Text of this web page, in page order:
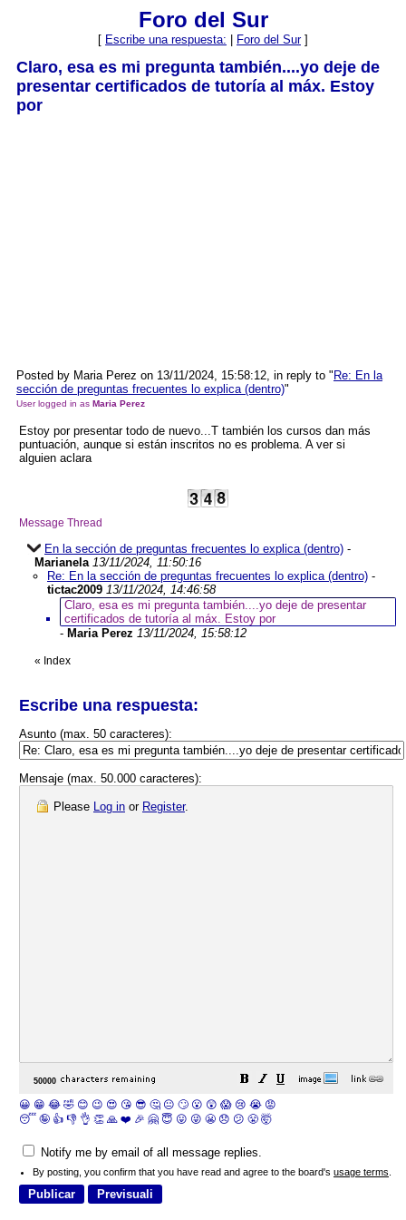
Foro del Sur
[ Escribe una respuesta: Foro del Sur]
Claro, esa es mi pregunta también....yo deje de
presentar certificados de tutoría al máx. Estoy
por
Posted by Maria Perez on 13/11/2024, 15:58:12, in reply to " Re: En la
sección de preguntas frecuentes lo explica (dentro)"
User logged in as Maria Perez
Estoy por presentar todo de nuevo...T también los cursos dan más
puntuación, aunque si están inscritos no es problema. A ver si
alguien aclara
Message Thread
En la sección de preguntas frecuentes lo explica (dentro) -
Marianela 13/11/2024, 11:50:16
Re: En la sección de preguntas frecuentes lo explica (dentro) -
tictac2009 13/11/2024, 14:46:58
Claro, esa es mi pregunta también....yo deje de presentar
certificados de tutoría al máx. Estoy por
- Maria Perez 13/11/2024, 15:58:12
« Index
Escribe una respuesta:
Asunto (max. 50 caracteres):
Mensaje (max. 50.000 caracteres):
Please Log in or Register.
😀 😁 😂 🤣 😊 😉 😍 😘 😎 🤔 😐 🙄 😮 😲 😱 😢 😭 😡
😴 🤪 👍 👎 👌 👏 🙏 ❤️ 🎉 🤗 😇 😛 😜 😬 😞 😕 😤 🤯
Notify me by email of all message replies.
By posting, you confirm that you have read and agree to the board's usage terms